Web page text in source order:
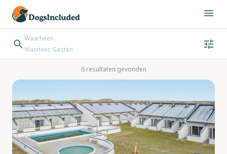
Waarheen
Wanneer, Gasten
Bestemming zoeken
Inchecken → Uitchecken6 resultaten gevonden